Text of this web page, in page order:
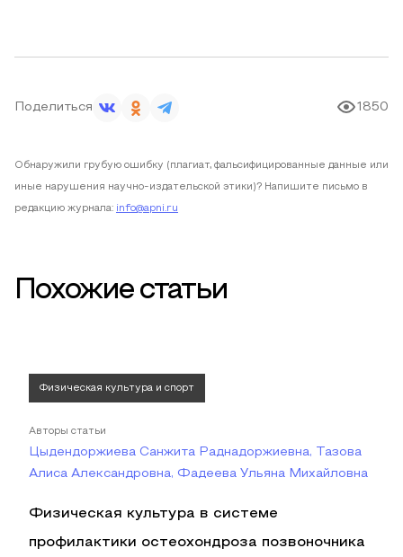
Поделиться 1850
Обнаружили грубую ошибку (плагиат, фальсифицированные данные или
иные нарушения научно-издательской этики)? Напишите письмо в
редакцию журнала: info@apni.ru
Похожие статьи
Физическая культура и спорт
Авторы статьи
Цыдендоржиева Санжита Раднадоржиевна, Тазова
Алиса Александровна, Фадеева Ульяна Михайловна
Физическая культура в системе
профилактики остеохондроза позвоночника